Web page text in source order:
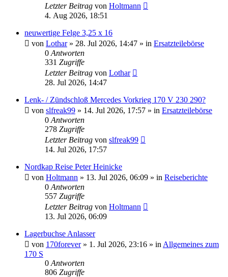
Letzter Beitrag von Holtmann
4. Aug 2026, 18:51
neuwertige Felge 3,25 x 16
von Lothar» 28. Jul 2026, 14:47 » in Ersatzteilebörse
0 Antworten
331 Zugriffe
Letzter Beitrag von Lothar
28. Jul 2026, 14:47
Lenk- / Zündschloß Mercedes Vorkrieg 170 V 230 290?
von slfreak99 » 14. Jul 2026, 17:57 » in Ersatzteilebörse
0 Antworten
278 Zugriffe
Letzter Beitrag von slfreak99
14. Jul 2026, 17:57
Nordkap Reise Peter Heinicke
von Holtmann » 13. Jul 2026, 06:09 » in Reiseberichte
0 Antworten
557 Zugriffe
Letzter Beitrag von Holtmann
13. Jul 2026, 06:09
Lagerbuchse Anlasser
von 170forever» 1. Jul 2026, 23:16 » in Allgemeines zum
170 S
0 Antworten
806 Zugriffe